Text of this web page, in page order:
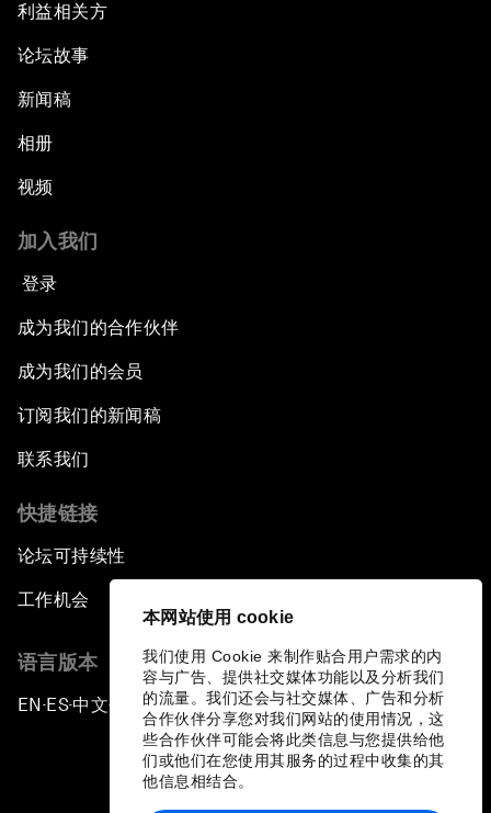
本网站使用 cookie
我们使用 Cookie 来制作贴合用户需求的内
容与广告、提供社交媒体功能以及分析我们
的流量。我们还会与社交媒体、广告和分析
合作伙伴分享您对我们网站的使用情况，这
些合作伙伴可能会将此类信息与您提供给他
们或他们在您使用其服务的过程中收集的其
他信息相结合。
利益相关方
论坛故事
新闻稿
相册
视频
加入我们
登录
成为我们的合作伙伴
成为我们的会员
订阅我们的新闻稿
联系我们
快捷链接
论坛可持续性
工作机会
语言版本
EN ▪ ES▪中文▪ 日本語